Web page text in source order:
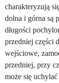
charakteryzują
dolna i górna są
długości
przedniej części
wejściowe,
przedniej, przy
może się